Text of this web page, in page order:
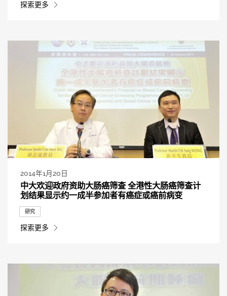
探索更多
2014年1月20日
中大欢迎政府资助大肠癌筛查 全港性大肠癌筛查计
划结果显示约一成半参加者有癌症或癌前病变
研究
探索更多